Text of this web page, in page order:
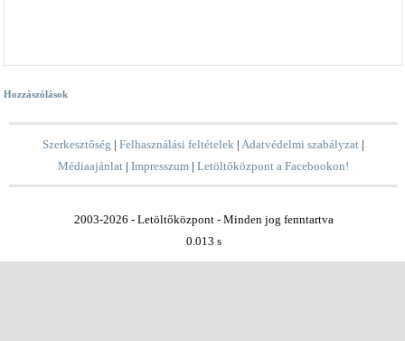
Hozzászólások
Szerkesztőség |Felhasználási feltételek | Adatvédelmi szabályzat |
Médiaajánlat |Impresszum |Letöltőközpont a Facebookon!
2003-2026 - Letöltőközpont - Minden jog fenntartva
0.013 s